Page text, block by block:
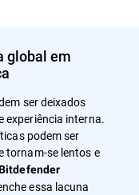
global em
ser deixados
experiência interna.
podem ser
tornam-se lentos e
essa lacuna